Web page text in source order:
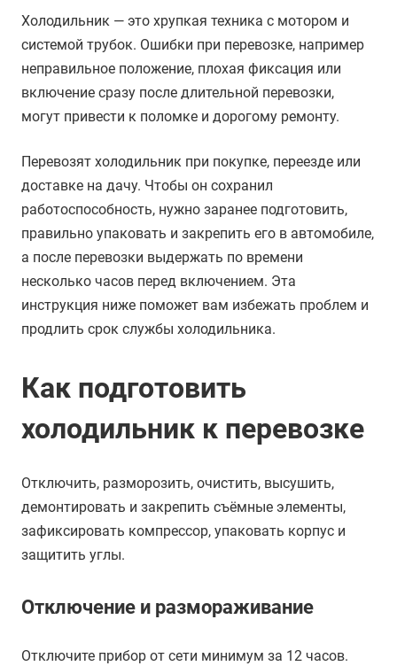
Холодильник — это хрупкая техника с мотором и
системой трубок. Ошибки при перевозке, например
неправильное положение, плохая фиксация или
включение сразу после длительной перевозки,
могут привести к поломке и дорогому ремонту.
Перевозят холодильник при покупке, переезде или
доставке на дачу. Чтобы он сохранил
работоспособность, нужно заранее подготовить,
правильно упаковать и закрепить его в автомобиле,
а после перевозки выдержать по времени
несколько часов перед включением. Эта
инструкция ниже поможет вам избежать проблем и
продлить срок службы холодильника.
Как подготовить
холодильник к перевозке
Отключить, разморозить, очистить, высушить,
демонтировать и закрепить съёмные элементы,
зафиксировать компрессор, упаковать корпус и
защитить углы.
Отключение и размораживание
Отключите прибор от сети минимум за 12 часов.